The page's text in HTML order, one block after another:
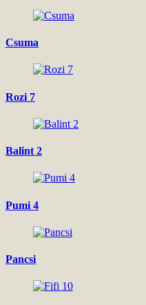
Csuma
Rozi 7
Balint 2
Pumi 4
Pancsi